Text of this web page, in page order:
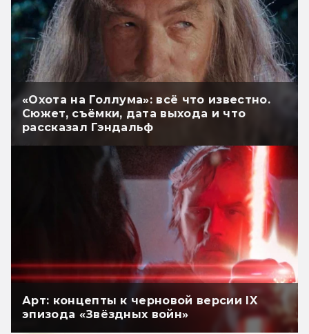
«Охота на Голлума»: всё что известно.
Сюжет, съёмки, дата выхода и что
рассказал Гэндальф
Арт: концепты к черновой версии IX
эпизода «Звёздных войн»